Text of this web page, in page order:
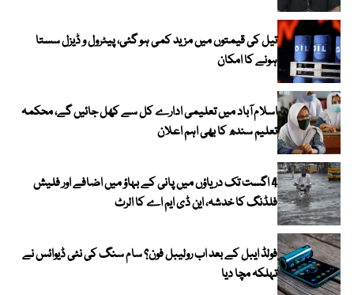
تیل کی قیمتوں میں مزید کمی ہو گئی، پیٹرول و ڈیزل سستا
ہونے کا امکان
اسلام آباد میں تعلیمی ادارے کل سے کھل جائیں گے، محکمہ
تعلیم سندھ کا بھی اہم اعلان
4 اگست تک دریاؤں میں پانی کے بہاؤ میں اضافے اور فلیش
فلڈنگ کا خدشہ، این ڈی ایم اے کا الرٹ
فولڈ ایبل کے بعد اب رولیبل فون؟ سام سنگ کی نئی ڈیوائس نے
تہلکہ مچا دیا